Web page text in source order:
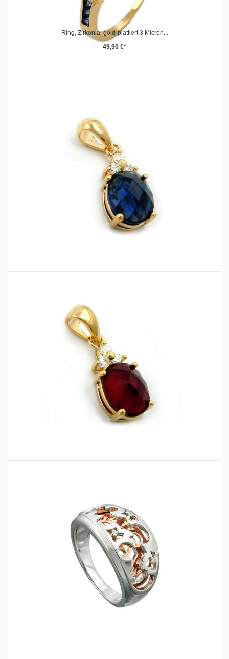
Ring, Zirkonia, gold-plattiert 3 Micron...
49,90 €*